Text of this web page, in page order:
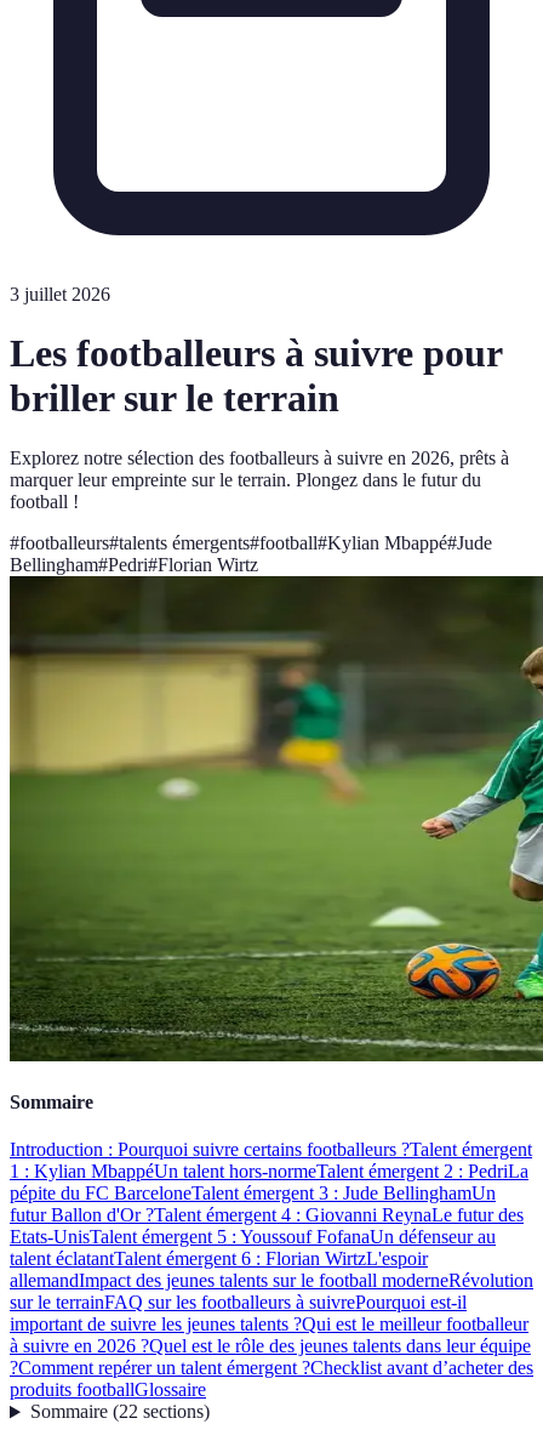
3 juillet 2026
Les footballeurs à suivre pour
briller sur le terrain
Explorez notre sélection des footballeurs à suivre en 2026, prêts à
marquer leur empreinte sur le terrain. Plongez dans le futur du
football !
#footballeurs#talents émergents#football#Kylian Mbappé#Jude
Bellingham#Pedri#Florian Wirtz
Sommaire
Introduction : Pourquoi suivre certains footballeurs ?Talent émergent
1 : Kylian MbappéUn talent hors-normeTalent émergent 2 : PedriLa
pépite du FC BarceloneTalent émergent 3 : Jude BellinghamUn
futur Ballon d'Or ?Talent émergent 4 : Giovanni ReynaLe futur des
Etats-UnisTalent émergent 5 : Youssouf FofanaUn défenseur au
talent éclatantTalent émergent 6 : Florian WirtzL'espoir
allemandImpact des jeunes talents sur le football moderneRévolution
sur le terrainFAQ sur les footballeurs à suivrePourquoi est-il
important de suivre les jeunes talents ?Qui est le meilleur footballeur
à suivre en 2026 ?Quel est le rôle des jeunes talents dans leur équipe
?Comment repérer un talent émergent ?Checklist avant d’acheter des
produits footballGlossaire
Sommaire(22 sections)